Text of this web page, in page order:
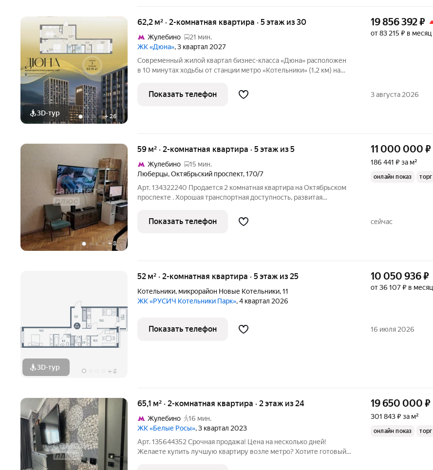
3D-тур + 26
62,2 м² · 2-комнатная квартира · 5 этаж из 30
Жулебино
21 мин.
ЖК «Дюна», 3 квартал 2027
Современный жилой квартал бизнес-класса «Дюна» расположен
в 10 минутах ходьбы от станции метро «Котельники» (1,2 км) на
находится в районе с развитой инфраструктурой: в
непосредственной
19 856 392₽
от 83 215 ₽ в месяц
Показать телефон 3 августа 2026
+8
59 м² · 2-комнатная квартира · 5 этаж из 5
Жулебино
15 мин.
Люберцы,Октябрьский проспект,170/7
Арт. 134322240 Продается 2 комнатная квартира на Октябрьском
проспекте . Хорошая транспортная доступность, развитая
11 000 000 ₽
186 441 ₽ за м²
онлайн показ торг
Показать телефон сейчас
3D-тур + 6
52 м² · 2-комнатная квартира · 5 этаж из 25
Котельники, микрорайон Новые Котельники,11
ЖК «РУСИЧ Котельники Парк», 4 квартал 2026
10 050 936₽
от 36 107 ₽ в месяц
Показать телефон 16 июля 2026
65,1 м² · 2-комнатная квартира · 2 этаж из 24
Жулебино
16 мин.
ЖК «Белые Росы», 3 квартал 2023
Арт. 135644352 Срочная продажа! Цена на несколько дней!
Желаете купить лучшую квартиру возле метро? Хотите готовый
19 650 000 ₽
301 843 ₽ за м²
онлайн показ торг